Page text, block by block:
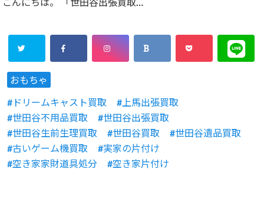
おもちゃ
ドリームキャスト買取
上馬出張買取
世田谷不用品買取
世田谷出張買取
世田谷生前生理買取
世田谷買取
世田谷遺品買取
古いゲーム機買取
実家の片付け
空き家家財道具処分
空き家片付け